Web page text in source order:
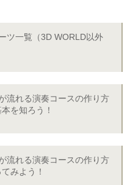
ツ一覧（3D WORLD以外
流れる演奏コースの作り方
を知ろう！
流れる演奏コースの作り方
みよう！